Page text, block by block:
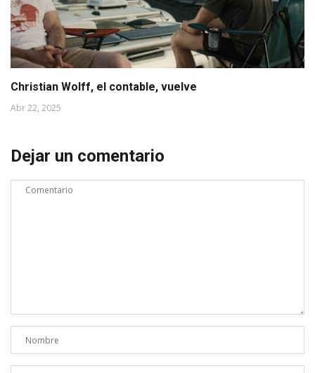
Christian Wolff, el contable, vuelve
Abr 22, 2025
Dejar un comentario